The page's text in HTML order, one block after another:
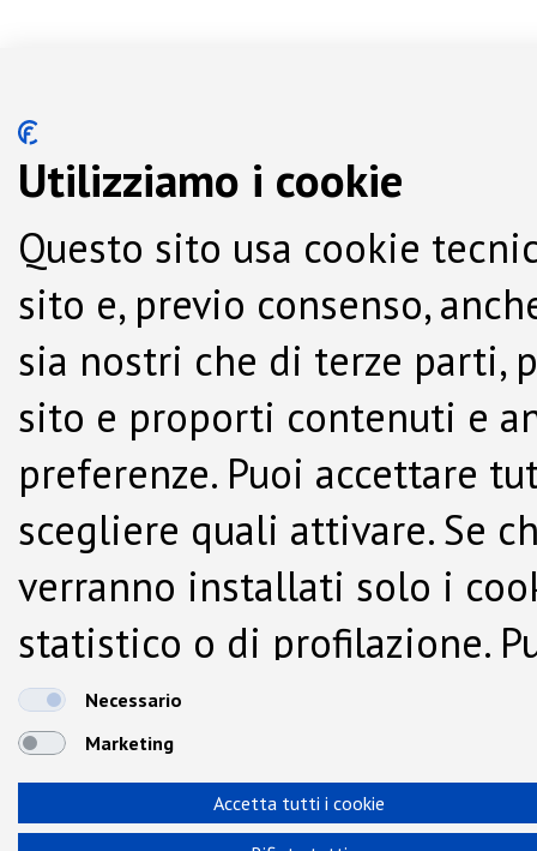
Utilizziamo i cookie
Questo sito usa cookie
sito e, previo consenso,
sia nostri che di terze parti,
sito e proporti contenuti e
preferenze. Puoi accettare
scegliere quali attivare. Se
verranno installati solo i
statistico o di profilazione.
dalla Cookie Policy.
Necessario
Marketing
Accetta tutti i cookie